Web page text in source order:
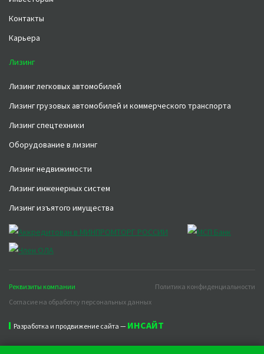
Контакты
Карьера
Лизинг
Лизинг легковых автомобилей
Лизинг грузовых автомобилей и коммерческого транспорта
Лизинг спецтехники
Оборудование в лизинг
Лизинг недвижимости
Лизинг инженерных систем
Лизинг изъятого имущества
Реквизиты компании
Политика конфиденциальности
Согласие на обработку персональных данных
Разработка и продвижение сайта — ИНСАЙТ